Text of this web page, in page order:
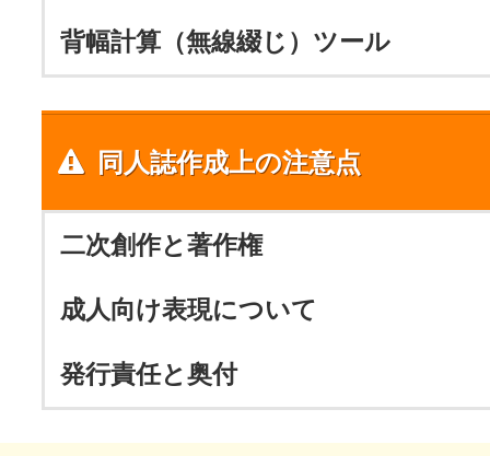
背幅計算（無線綴じ）ツール
同人誌作成上の注意点
二次創作と著作権
成人向け表現について
発行責任と奥付